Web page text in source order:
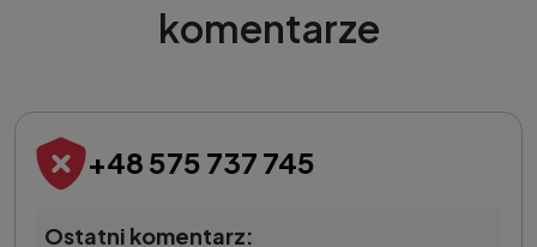
komentarze
+48 575 737 745
Ostatni komentarz: